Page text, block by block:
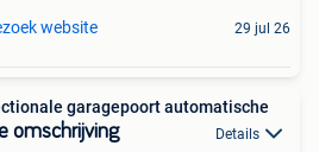
website 29 jul 26
garagepoort automatische
omschrijving Details